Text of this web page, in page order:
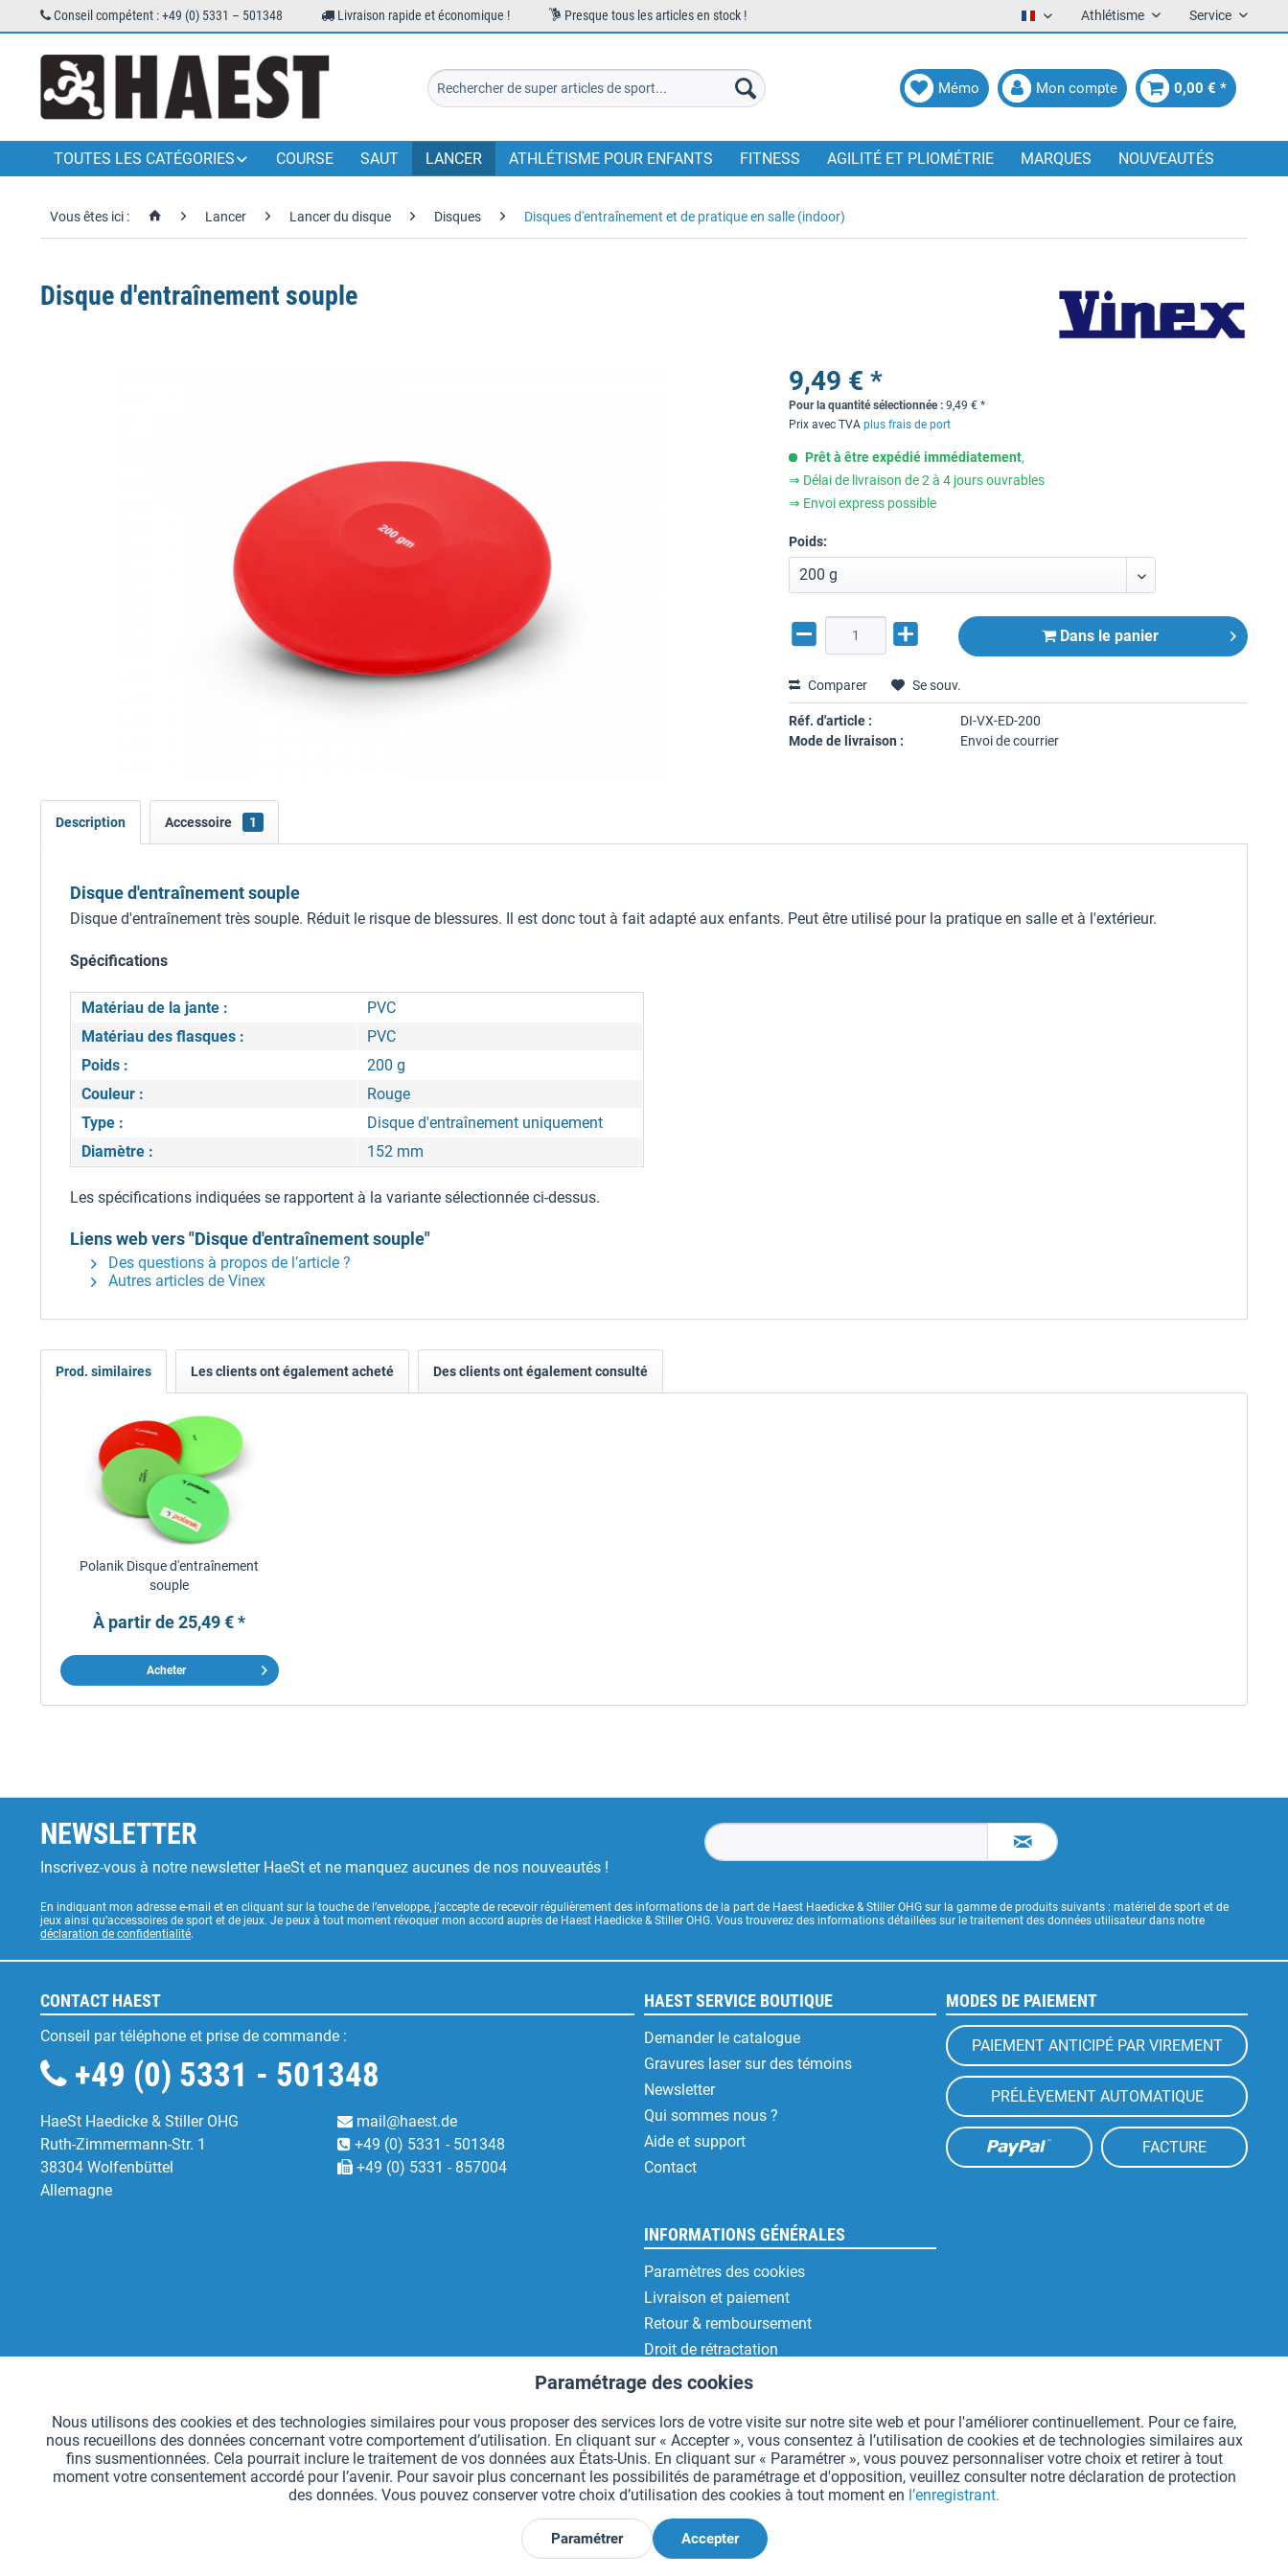
Conseil compétent : +49 (0) 5331 – 501348 Livraison rapide et économique ! Presque tous les articles en stock ! FrancaisAthlétisme Service
Mémo Mon compte 0,00 € *
TOUTES LES CATÉGORIES COURSE SAUT LANCER ATHLÉTISME POUR ENFANTS FITNESS AGILITÉ ET PLIOMÉTRIE MARQUES NOUVEAUTÉS
Vous êtes ici : Lancer Lancer du disque Disques Disques d'entraînement et de pratique en salle (indoor)
Disque d'entraînement souple
9,49 € *
Pour la quantité sélectionnée :9,49 € *
Prix avec TVAplus frais de port
Prêt à être expédié immédiatement,
⇒ Délai de livraison de 2 à 4 jours ouvrables
⇒ Envoi express possible
Poids:
Dans le panier
Comparer Se souv.
Réf. d'article :
DI-VX-ED-200
Mode de livraison :
Envoi de courrier
Description Accessoire 1
Disque d'entraînement souple
Disque d'entraînement très souple. Réduit le risque de blessures. Il est donc tout à fait adapté aux enfants. Peut être utilisé pour la pratique en salle et à l'extérieur.
Spécifications
Matériau de la jante :
PVC
Matériau des flasques :
PVC
Poids :
200 g
Couleur :
Rouge
Type :
Disque d'entraînement uniquement
Diamètre :
152 mm
Les spécifications indiquées se rapportent à la variante sélectionnée ci-dessus.
Liens web vers "Disque d'entraînement souple"
Des questions à propos de l’article ?
Autres articles de Vinex
Prod. similaires Les clients ont également acheté Des clients ont également consulté
Polanik Disque d'entraînement
souple
À partir de 25,49 € *
Acheter
NEWSLETTER
Inscrivez-vous à notre newsletter HaeSt et ne manquez aucunes de nos nouveautés !
En indiquant mon adresse e-mail et en cliquant sur la touche de l’enveloppe, j’accepte de recevoir régulièrement des informations de la part de Haest Haedicke & Stiller OHG sur la gamme de produits suivants : matériel de sport et de
jeux ainsi qu’accessoires de sport et de jeux. Je peux à tout moment révoquer mon accord auprès de Haest Haedicke & Stiller OHG. Vous trouverez des informations détaillées sur le traitement des données utilisateur dans notre
déclaration de confidentialité.
CONTACT HAEST
Conseil par téléphone et prise de commande :
+49 (0) 5331 - 501348
HaeSt Haedicke & Stiller OHG
Ruth-Zimmermann-Str. 1
38304 Wolfenbüttel
Allemagne
mail@haest.de
+49 (0) 5331 - 501348
+49 (0) 5331 - 857004
HAEST SERVICE BOUTIQUE
Demander le catalogue
Gravures laser sur des témoins
Newsletter
Qui sommes nous ?
Aide et support
Contact
INFORMATIONS GÉNÉRALES
Paramètres des cookies
Livraison et paiement
Retour & remboursement
Droit de rétractation
Protection des données
Mentions légales
MODES DE PAIEMENT
PAIEMENT ANTICIPÉ PAR VIREMENT
PRÉLÈVEMENT AUTOMATIQUE
FACTURE
Déclarer la rétractation
Suivi Aktiv
Paramétrage des cookies
Nous utilisons des cookies et des technologies similaires pour vous proposer des services lors de votre visite sur notre site web et pour l'améliorer continuellement. Pour ce faire,
nous recueillons des données concernant votre comportement d’utilisation. En cliquant sur « Accepter », vous consentez à l’utilisation de cookies et de technologies similaires aux
fins susmentionnées. Cela pourrait inclure le traitement de vos données aux États-Unis. En cliquant sur « Paramétrer », vous pouvez personnaliser votre choix et retirer à tout
moment votre consentement accordé pour l’avenir. Pour savoir plus concernant les possibilités de paramétrage et d'opposition, veuillez consulter notre déclaration de protection
des données. Vous pouvez conserver votre choix d’utilisation des cookies à tout moment en l’enregistrant.
Paramétrer Accepter